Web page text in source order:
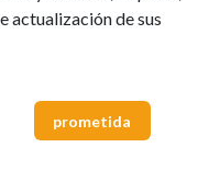
actualización de sus
prometida